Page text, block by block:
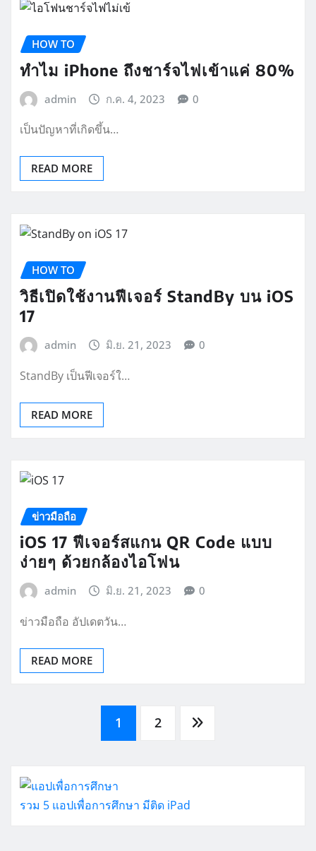
HOW TO
ทำไม iPhone ถึงชาร์จไฟเข้าแค่ 80%
admin ก.ค. 4, 2023 0
เป็นปัญหาที่เกิดขึ้น…
READ MORE
HOW TO
วิธีเปิดใช้งานฟีเจอร์ StandBy บน iOS
17
admin มิ.ย. 21, 2023 0
StandBy เป็นฟีเจอร์ใ…
READ MORE
ข่าวมือถือ
iOS 17 ฟีเจอร์สแกน QR Code แบบ
ง่ายๆ ด้วยกล้องไอโฟน
admin มิ.ย. 21, 2023 0
ข่าวมือถือ อัปเดตวัน…
READ MORE
pagination
1 2
รวม 5 แอปเพื่อการศึกษา มีติด iPad